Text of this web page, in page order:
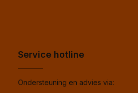
Service hotline
Ondersteuning en advies via: